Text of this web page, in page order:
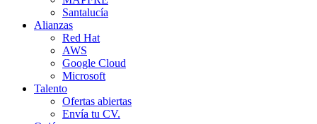
Santalucía
Alianzas
Red Hat
AWS
Google Cloud
Microsoft
Talento
Ofertas abiertas
Envía tu CV.